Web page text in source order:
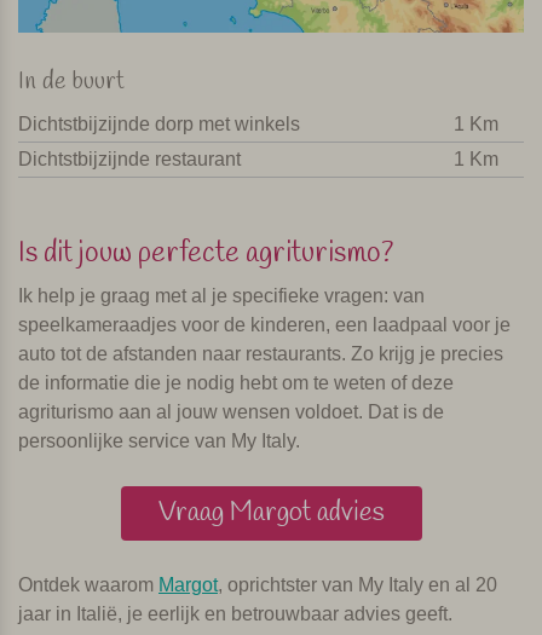
In de buurt
Dichtstbijzijnde dorp met winkels
1 Km
Dichtstbijzijnde restaurant
1 Km
Is dit jouw perfecte agriturismo?
Ik help je graag met al je specifieke vragen: van
speelkameraadjes voor de kinderen, een laadpaal voor je
auto tot de afstanden naar restaurants. Zo krijg je precies
de informatie die je nodig hebt om te weten of deze
agriturismo aan al jouw wensen voldoet. Dat is de
persoonlijke service van My Italy.
Vraag Margot advies
Ontdek waarom Margot, oprichtster van My Italy en al 20
jaar in Italië, je eerlijk en betrouwbaar advies geeft.